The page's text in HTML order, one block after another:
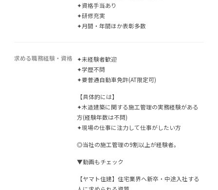
✦資格手当あり
✦研修充実
✦月間・年間ほか表彰多数
求める職務経験・資格
✦未経験者歓迎
✦学歴不問
✦要普通自動車免許(AT限定可)
【具体的には】
✦木造建築に関する施工管理の実務経験がある
方(経験年数は不問)
✦現場の仕事に注力して仕事がしたい方
◎当社の施工管理の9割以上が経験者。
▼動画もチェック
【ヤマト住建】住宅業界へ新卒・中途入社する